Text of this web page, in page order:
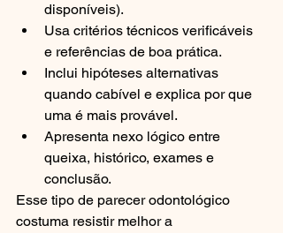
disponíveis).
Usa critérios técnicos verificáveis
e referências de boa prática.
Inclui hipóteses alternativas
quando cabível e explica por que
uma é mais provável.
Apresenta nexo lógico entre
queixa, histórico, exames e
conclusão.
Esse tipo de parecer odontológico
costuma resistir melhor a